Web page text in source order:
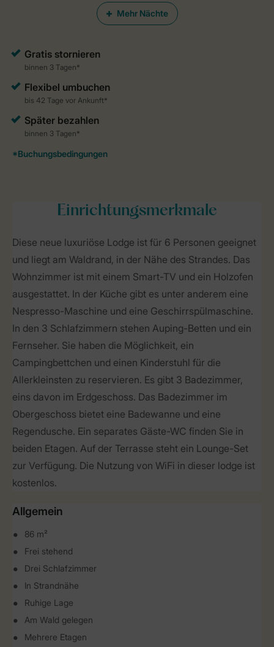
Mehr Nächte
Einrichtungsmerkmale
Diese neue luxuriöse Lodge ist für 6 Personen geeignet
und liegt am Waldrand, in der Nähe des Strandes. Das
Wohnzimmer ist mit einem Smart-TV und ein Holzofen
ausgestattet. In der Küche gibt es unter anderem eine
Nespresso-Maschine und eine Geschirrspülmaschine.
In den 3 Schlafzimmern stehen Auping-Betten und ein
Fernseher. Sie haben die Möglichkeit, ein
Campingbettchen und einen Kinderstuhl für die
Allerkleinsten zu reservieren. Es gibt 3 Badezimmer,
eins davon im Erdgeschoss. Das Badezimmer im
Obergeschoss bietet eine Badewanne und eine
Regendusche. Ein separates Gäste-WC finden Sie in
beiden Etagen. Auf der Terrasse steht ein Lounge-Set
zur Verfügung. Die Nutzung von WiFi in dieser lodge ist
kostenlos.
Allgemein
86 m²
Frei stehend
Drei Schlafzimmer
In Strandnähe
Ruhige Lage
Am Wald gelegen
Mehrere Etagen